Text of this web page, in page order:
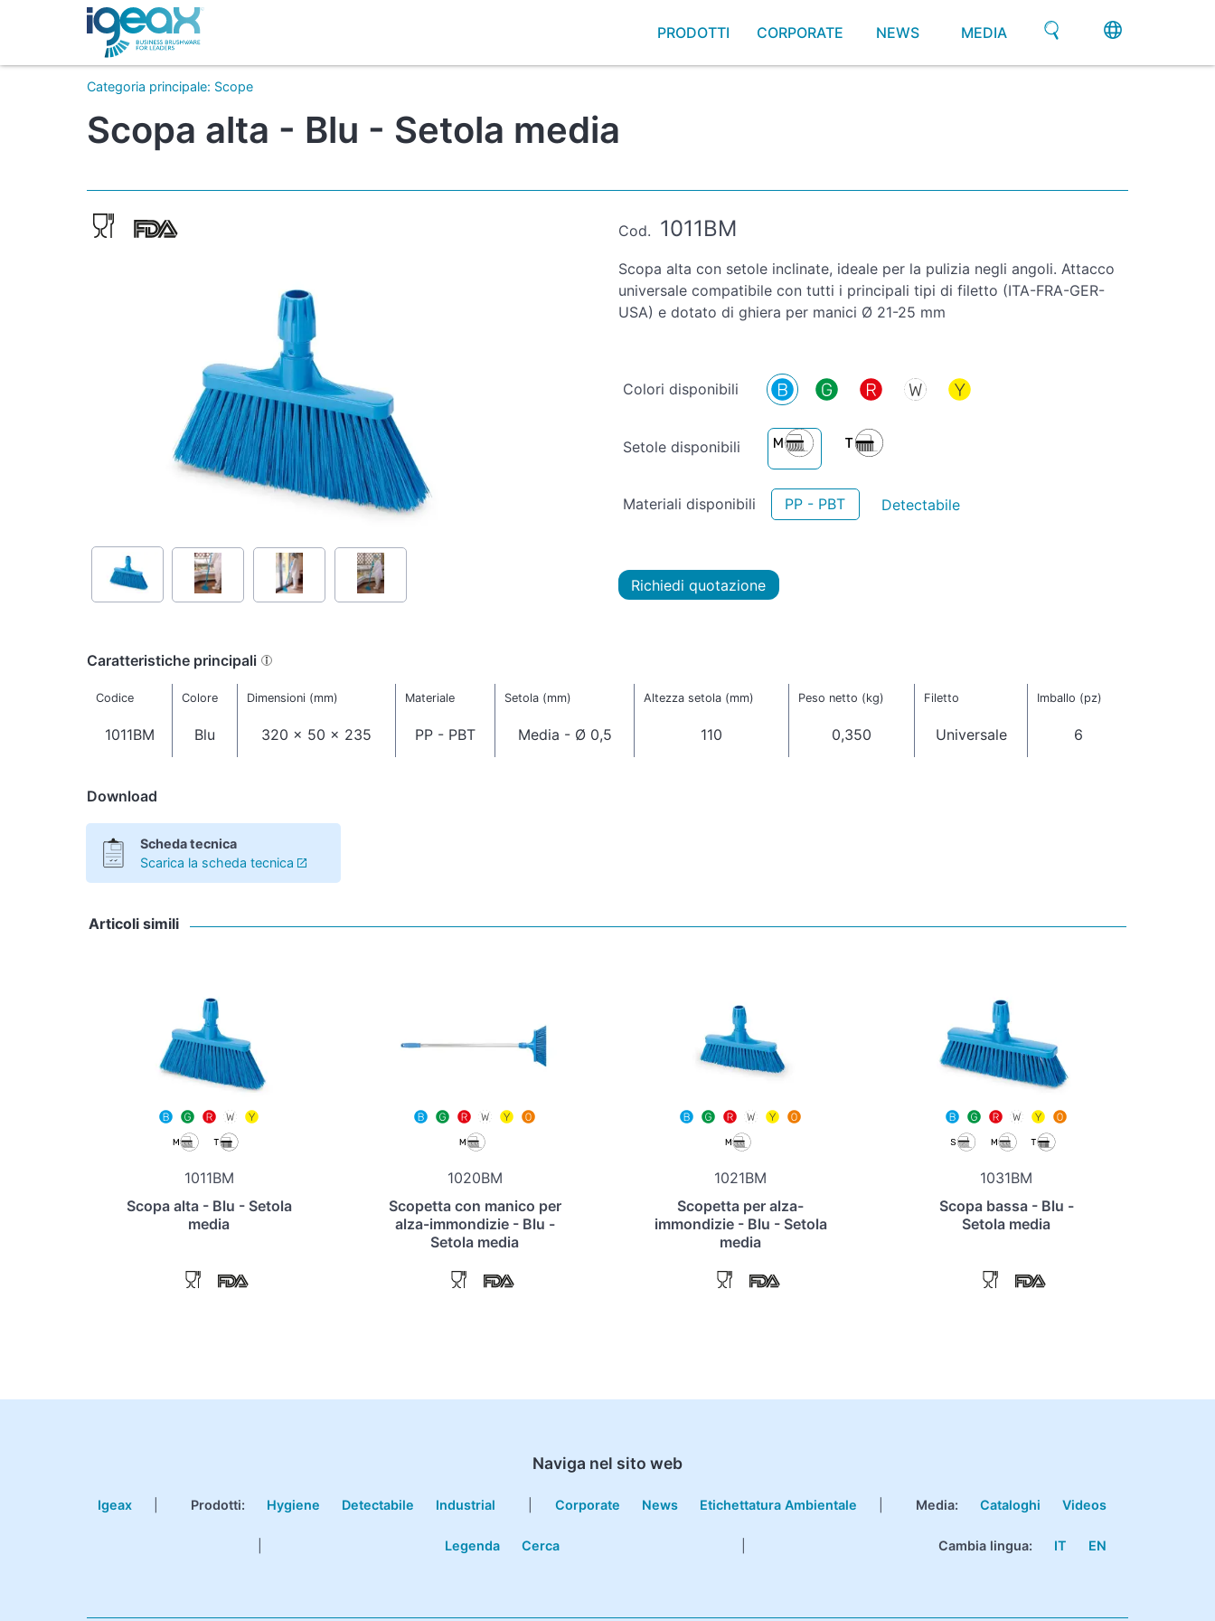
PRODOTTI CORPORATE NEWS MEDIA
Categoria principale: Scope
Scopa alta - Blu - Setola media
Cod. 1011BM
Scopa alta con setole inclinate, ideale per la pulizia negli angoli. Attacco
universale compatibile con tutti i principali tipi di filetto (ITA-FRA-GER-
USA) e dotato di ghiera per manici Ø 21-25 mm
Colori disponibili
Setole disponibili
Materiali disponibili PP - PBT Detectabile
Richiedi quotazione
Caratteristiche principali
Codice Colore Dimensioni (mm) Materiale Setola (mm) Altezza setola (mm) Peso netto (kg) Filetto Imballo (pz)
1011BM Blu 320 x 50 x 235 PP - PBT Media - Ø 0,5 110 0,350 Universale 6
Download
Scheda tecnica
Scarica la scheda tecnica
Articoli simili
1011BM
Scopa alta - Blu - Setola
media
1020BM
Scopetta con manico per
alza-immondizie - Blu -
Setola media
1021BM
Scopetta per alza-
immondizie - Blu - Setola
media
1031BM
Scopa bassa - Blu -
Setola media
Naviga nel sito web
Igeax Prodotti: Hygiene Detectabile Industrial Corporate News Etichettatura Ambientale Media: Cataloghi Videos
Legenda Cerca Cambia lingua: IT EN